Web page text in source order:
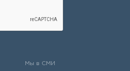
Мы в СМИ